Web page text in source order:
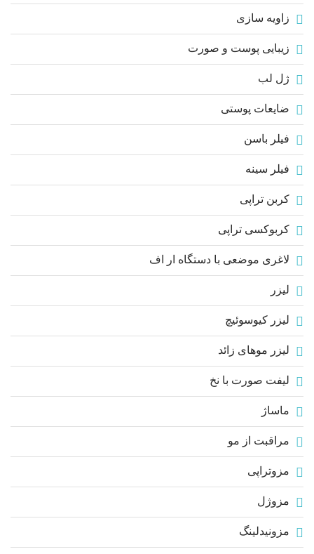
زاویه سازی
زیبایی پوست و صورت
ژل لب
ضایعات پوستی
فیلر باسن
فیلر سینه
کربن تراپی
کربوکسی تراپی
لاغری موضعی با دستگاه ار اف
لیزر
لیزر کیوسوئیچ
لیزر موهای زائد
لیفت صورت با نخ
ماساژ
مراقبت از مو
مزوتراپی
مزوژل
مزونیدلینگ